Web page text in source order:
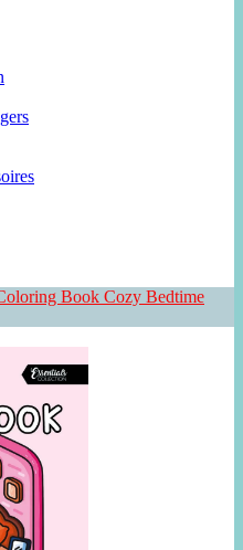
Book Cozy Bedtime